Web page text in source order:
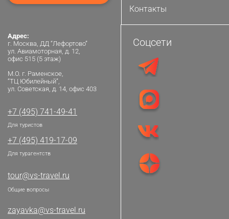
Контакты
Адрес:
г. Москва, ДД “Лефортово”
ул. Авиамоторная, д. 12,
офис 515 (5 этаж)
М.О. г. Раменское,
“ТЦ Юбилейный”,
ул. Советская, д. 14, офис 403
+7 (495) 741-49-41
Для туристов
+7 (495) 419-17-09
Для турагентств
tour@vs-travel.ru
Общие вопросы
zayavka@vs-travel.ru
Соцсети